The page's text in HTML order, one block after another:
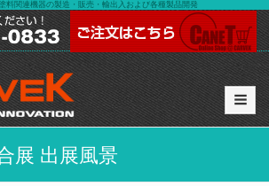
料関連機器の製造・販売・輸出入および各種製品開発
展 出展風景